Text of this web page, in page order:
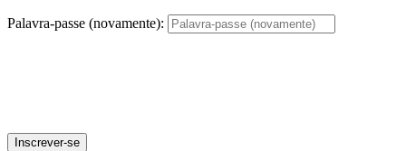
Palavra-passe (novamente):
Inscrever-se